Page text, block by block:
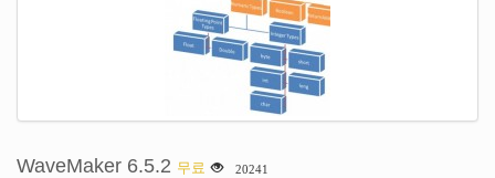
WaveMaker 6.5.2 무료 20241